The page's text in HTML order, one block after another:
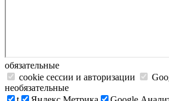
обязательные
cookie сессии и авторизации
необязательные